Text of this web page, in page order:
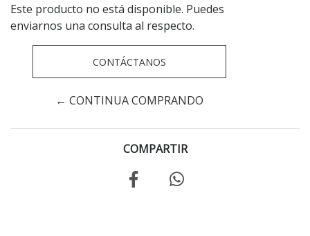
Este producto no está disponible. Puedes
enviarnos una consulta al respecto.
CONTÁCTANOS
← CONTINUA COMPRANDO
COMPARTIR